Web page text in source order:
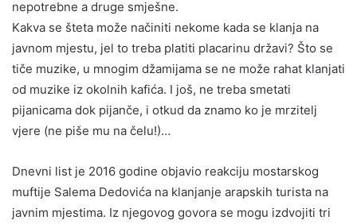
nepotrebne a druge smješne.
Kakva se šteta može načiniti nekome kada se klanja na
javnom mjestu, jel to treba platiti placarinu državi? Što se
tiče muzike, u mnogim džamijama se ne može rahat klanjati
od muzike iz okolnih kafića. I još, ne treba smetati
pijanicama dok pijanče, i otkud da znamo ko je mrzitelj
vjere (ne piše mu na čelu!)…
Dnevni list je 2016 godine objavio reakciju mostarskog
muftije Salema Dedovića na klanjanje arapskih turista na
javnim mjestima. Iz njegovog govora se mogu izdvojiti tri